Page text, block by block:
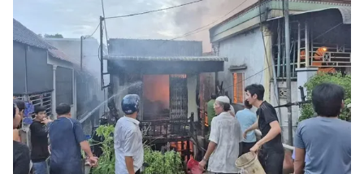
Y tế
Thế giới
Tin tức
Thế giới đó đây
Câu chuyện quốc tế
Kinh tế
Tài chính
Dữ liệu và đời sống